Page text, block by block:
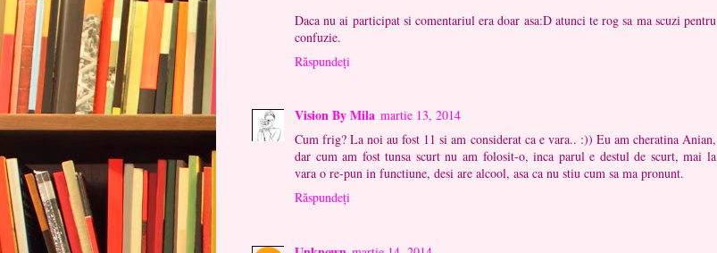
Daca nu ai participat si comentariul era doar asa:D atunci te rog sa ma scuzi pentru
confuzie.
Răspundeți
Vision By Mila martie 13, 2014
Cum frig? La noi au fost 11 si am considerat ca e vara.. :)) Eu am cheratina Anian,
dar cum am fost tunsa scurt nu am folosit-o, inca parul e destul de scurt, mai la
vara o re-pun in functiune, desi are alcool, asa ca nu stiu cum sa ma pronunt.
Răspundeți